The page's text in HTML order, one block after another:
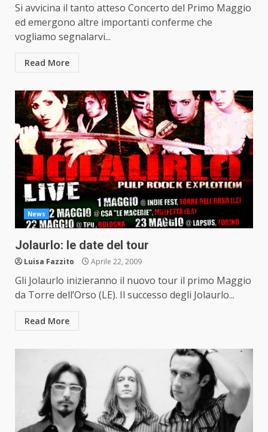
Si avvicina il tanto atteso Concerto del Primo Maggio
ed emergono altre importanti conferme che
vogliamo segnalarvi...
Read More
News
Jolaurlo: le date del tour
Luisa Fazzito Aprile 22, 2009
Gli Jolaurlo inizieranno il nuovo tour il primo Maggio
da Torre dell’Orso (LE). Il successo degli Jolaurlo...
Read More